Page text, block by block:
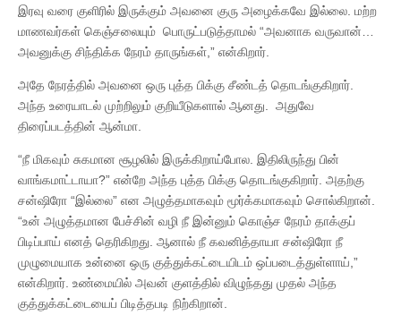
இரவு வரை குளிரில் இருக்கும் அவனை குரு அழைக்கவே இல்லை. மற்ற
மாணவர்கள் கெஞ்சலையும் பொருட்படுத்தாமல் “அவனாக வருவான்…
அவனுக்கு சிந்திக்க நேரம் தாருங்கள்,” என்கிறார்.
அதே நேரத்தில் அவனை ஒரு புத்த பிக்கு சீண்டத் தொடங்குகிறார்.
அந்த உரையாடல் முற்றிலும் குறியீடுகளால் ஆனது. அதுவே
திரைப்படத்தின் ஆன்மா.
“நீ மிகவும் சுகமான சூழலில் இருக்கிறாய்போல. இதிலிருந்து பின்
வாங்கமாட்டாயா?” என்றே அந்த புத்த பிக்கு தொடங்குகிறார். அதற்கு
சன்ஷிரோ “இல்லை” என அழுத்தமாகவும் மூர்க்கமாகவும் சொல்கிறான்.
“உன் அழுத்தமான பேச்சின் வழி நீ இன்னும் கொஞ்ச நேரம் தாக்குப்
பிடிப்பாய் எனத் தெரிகிறது. ஆனால் நீ கவனித்தாயா சன்ஷிரோ நீ
முழுமையாக உன்னை ஒரு குத்துக்கட்டையிடம் ஒப்படைத்துள்ளாய்,”
என்கிறார். உண்மையில் அவன் குளத்தில் விழுந்தது முதல் அந்த
குத்துக்கட்டையைப் பிடித்தபடி நிற்கிறான்.